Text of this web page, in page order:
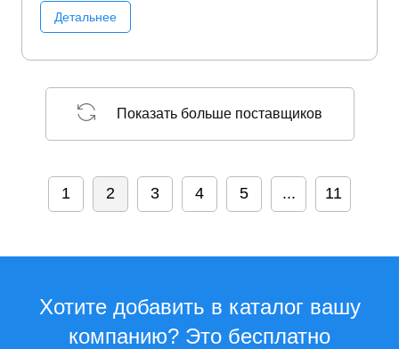
Детальнее
Показать больше поставщиков
1 2 3 4 5 ... 11
Хотите добавить в каталог вашу
компанию? Это бесплатно